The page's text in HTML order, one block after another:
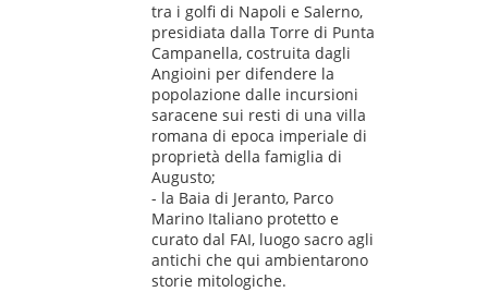
tra i golfi di Napoli e Salerno,
presidiata dalla Torre di Punta
Campanella, costruita dagli
Angioini per difendere la
popolazione dalle incursioni
saracene sui resti di una villa
romana di epoca imperiale di
proprietà della famiglia di
Augusto;
- la Baia di Jeranto, Parco
Marino Italiano protetto e
curato dal FAI, luogo sacro agli
antichi che qui ambientarono
storie mitologiche.